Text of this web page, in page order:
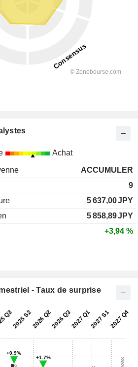
Achat
ACCUMULER
9
5 637,00JPY
5 858,89JPY
+3,94 %
- Taux de surprise